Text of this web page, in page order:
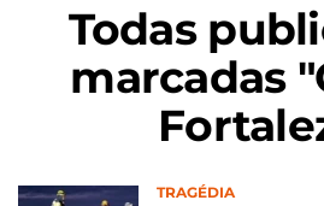
Todas
marcadas
TRAGÉDIA